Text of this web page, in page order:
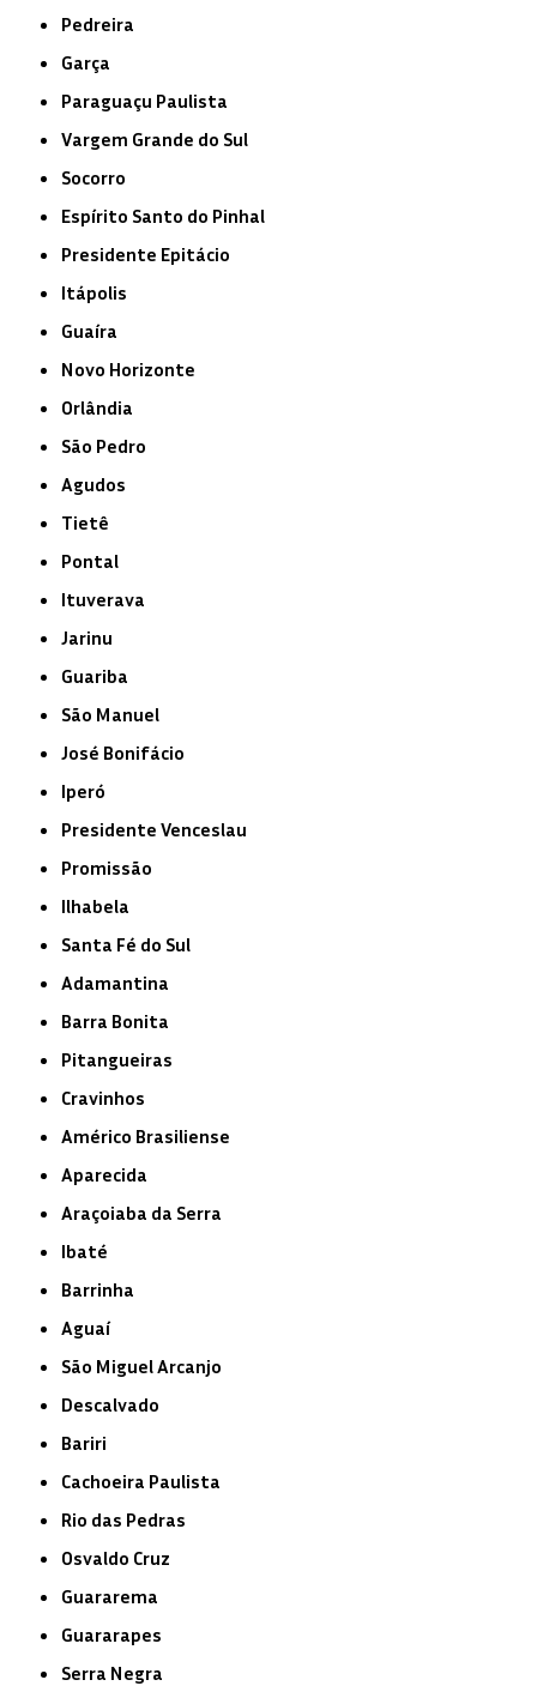
Pedreira
Garça
Paraguaçu Paulista
Vargem Grande do Sul
Socorro
Espírito Santo do Pinhal
Presidente Epitácio
Itápolis
Guaíra
Novo Horizonte
Orlândia
São Pedro
Agudos
Tietê
Pontal
Ituverava
Jarinu
Guariba
São Manuel
José Bonifácio
Iperó
Presidente Venceslau
Promissão
Ilhabela
Santa Fé do Sul
Adamantina
Barra Bonita
Pitangueiras
Cravinhos
Américo Brasiliense
Aparecida
Araçoiaba da Serra
Ibaté
Barrinha
Aguaí
São Miguel Arcanjo
Descalvado
Bariri
Cachoeira Paulista
Rio das Pedras
Osvaldo Cruz
Guararema
Guararapes
Serra Negra